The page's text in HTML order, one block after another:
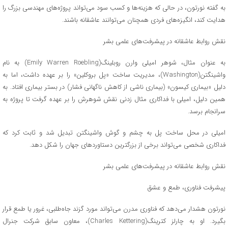
به گفته نورتون، در حالی که هزینه‌ها و کسب سود می‌تواند پروژه‌های مهندسی بزرگ را
هدایت کند، انگیزه‌های فردی همچنان می‌توانند عاشقانه باشند.
نقش روابط عاشقانه در پیشرفت‌های علمی بشر
به عنوان مثال، شوهر امیلی وارن روبلینگ(Emily Warren Roebling) به نام
واشینگتن(Washington)، مدیریت ساخت «پل بروکلین» را بر عهده داشت، اما به
دلیل «بیماری کیسون» (بیماری ناشی از کاهش ناگهانی فشار) در بستر بیماری افتاد. به
همین دلیل، امیلی با فداکاری مثال زدنی نقش شوهرش را بر عهده گرفت تا پروژه به
سرانجام برسد.
امیلی در محل ساخت پل به چشم و گوش واشینگتن تبدیل شد و ثابت کرد که
فداکاری شخصی می‌تواند برخی از بزرگترین دستاوردهای جهان را شکل دهد.
نقش روابط عاشقانه در پیشرفت‌های علمی بشر
پیشرفت فناوری، طمع و عشق
نورتون هشدار می‌دهد که فناوری مدرن می‌تواند مورد گزند جاه‌طلبی، غرور یا طمع قرار
بگیرد. او به چارلز کترینگ(Charles Kettering)، معاون سابق شرکت جنرال